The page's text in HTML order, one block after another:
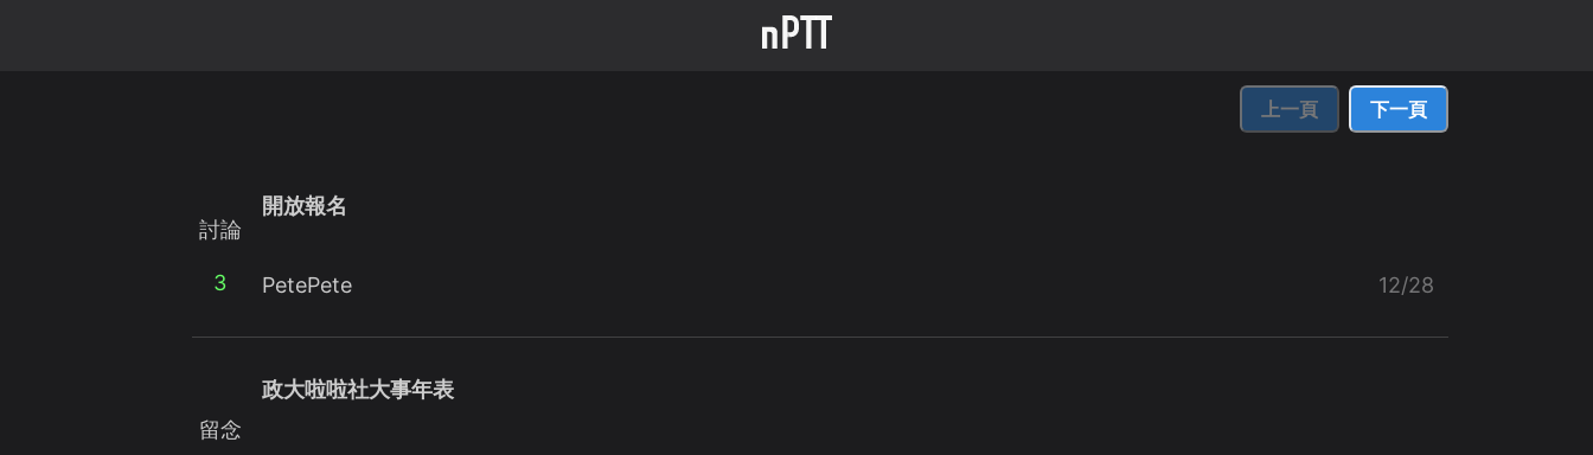
上一頁 下一頁
討論
3
開放報名
PetePete 12/28
留念
政大啦啦社大事年表